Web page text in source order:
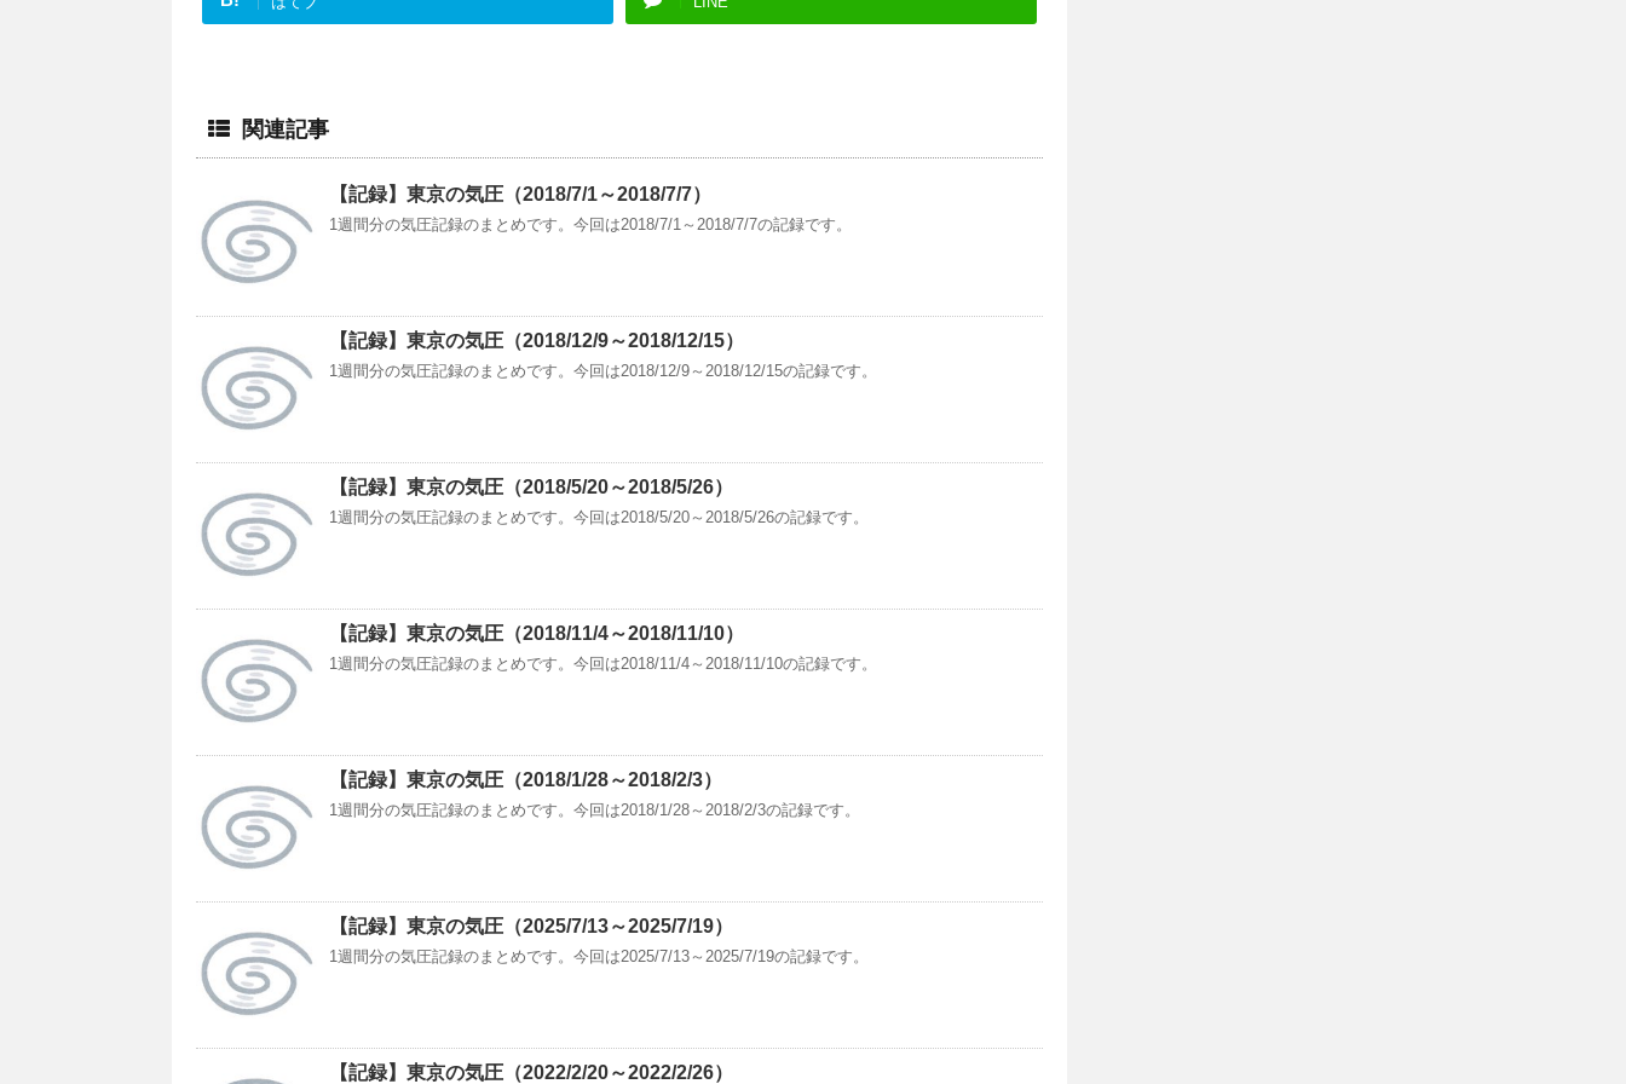
関連記事
【記録】東京の気圧（2018/7/1～2018/7/7）
1週間分の気圧記録のまとめです。今回は2018/7/1～2018/7/7の記録です。
【記録】東京の気圧（2018/12/9～2018/12/15）
1週間分の気圧記録のまとめです。今回は2018/12/9～2018/12/15の記録です。
【記録】東京の気圧（2018/5/20～2018/5/26）
1週間分の気圧記録のまとめです。今回は2018/5/20～2018/5/26の記録です。
【記録】東京の気圧（2018/11/4～2018/11/10）
1週間分の気圧記録のまとめです。今回は2018/11/4～2018/11/10の記録です。
【記録】東京の気圧（2018/1/28～2018/2/3）
1週間分の気圧記録のまとめです。今回は2018/1/28～2018/2/3の記録です。
【記録】東京の気圧（2025/7/13～2025/7/19）
1週間分の気圧記録のまとめです。今回は2025/7/13～2025/7/19の記録です。
【記録】東京の気圧（2022/2/20～2022/2/26）